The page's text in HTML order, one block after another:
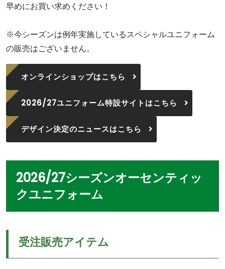
早めにお買い求めください！
※今シーズンは例年実施しているスペシャルユニフォーム
の販売はございません。
オンラインショップはこちら
2026/27ユニフォーム特設サイトはこちら
デザイン決定のニュースはこちら
2026/27シーズンオーセンティッ
クユニフォーム
受注販売アイテム